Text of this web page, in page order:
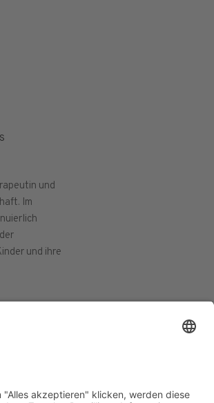
und
Im
und ihre